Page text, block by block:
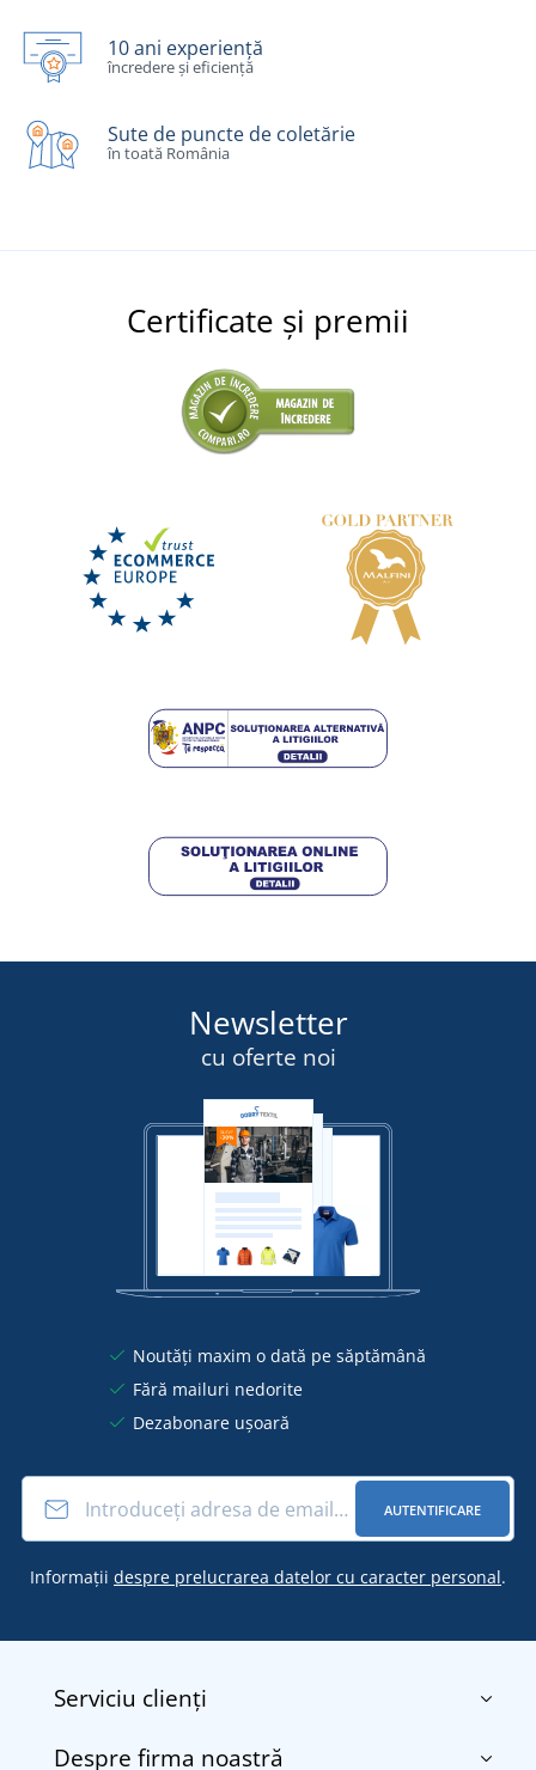
10 ani experiență
încredere și eficiență
Sute de puncte de coletărie
în toată România
Certificate și premii
Newsletter
cu oferte noi
Noutăți maxim o dată pe săptămână
Fără mailuri nedorite
Dezabonare ușoară
AUTENTIFICARE
Informații despre prelucrarea datelor cu caracter personal.
Serviciu clienți
Contact
Despre firma noastră